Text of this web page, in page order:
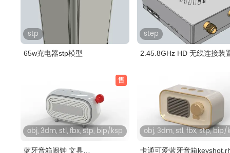
stp
65w充电器stp模型
step
2.45.8GHz HD 无线连接装
售
obj, 3dm, stl, fbx, stp, bip/ksp
蓝牙音箱闹钟 文具
obj, 3dm, stl, fbx, stp, bip/
卡通可爱蓝牙音箱